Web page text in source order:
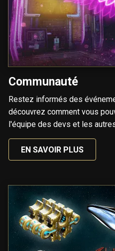
Communauté
Restez informés des
découvrez comment vous
l'équipe des devs et les
EN SAVOIR PLUS